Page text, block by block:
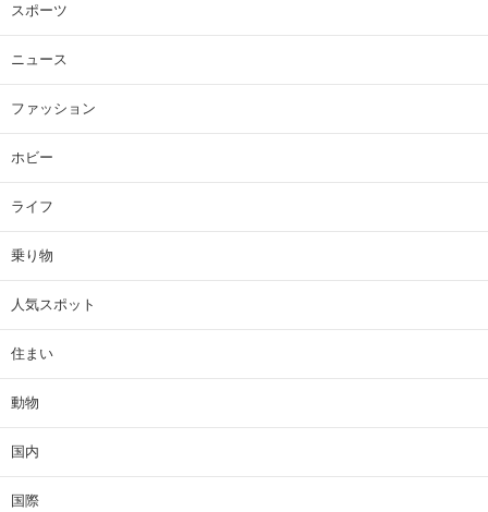
スポーツ
ニュース
ファッション
ホビー
ライフ
乗り物
人気スポット
住まい
動物
国内
国際